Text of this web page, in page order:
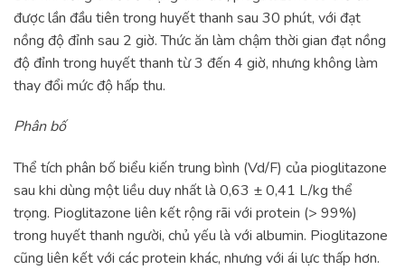
được lần đầu tiên trong huyết thanh sau 30 phút, với đạt
nồng độ đỉnh sau 2 giờ. Thức ăn làm chậm thời gian đạt nồng
độ đỉnh trong huyết thanh từ 3 đến 4 giờ, nhưng không làm
thay đổi mức độ hấp thu.
Phân bố
Thể tích phân bố biểu kiến trung bình (Vd/F) của pioglitazone
sau khi dùng một liều duy nhất là 0,63 ± 0,41 L/kg thể
trọng. Pioglitazone liên kết rộng rãi với protein (> 99%)
trong huyết thanh người, chủ yếu là với albumin. Pioglitazone
cũng liên kết với các protein khác, nhưng với ái lực thấp hơn.